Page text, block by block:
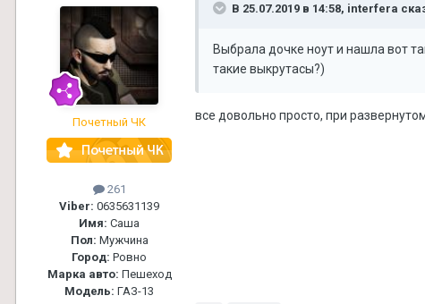
Почетный ЧК
261
Viber: 0635631139
Имя: Саша
Пол: Мужчина
Город: Ровно
Марка авто: Пешеход
Модель: ГАЗ-13
В 25.07.2019 в 14:58, interfera
Выбрала дочке ноут и нашла вот
такие выкрутасы?)
все довольно просто, при